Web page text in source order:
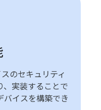
のセキュリティ
、実装することで
バイスを構築でき